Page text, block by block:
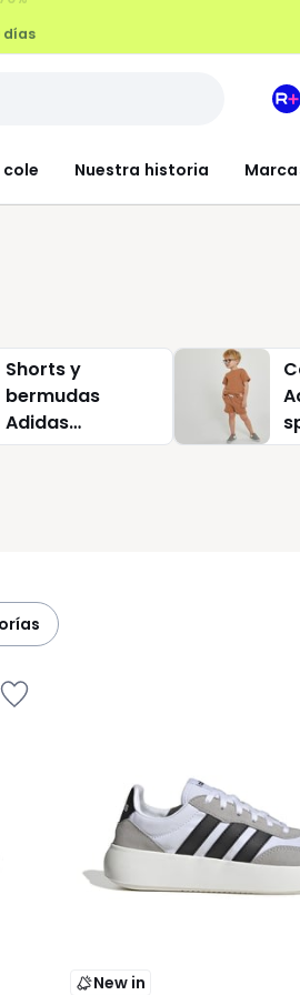
Nuestra historia
Mi
Shorts y
bermudas
Adidas
sportswear
New in